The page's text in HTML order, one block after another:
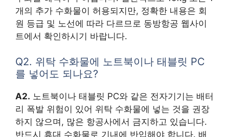
개의 추가 수화물이 허용되지만, 정확한 내용은 회
원 등급 및 노선에 따라 다르므로 동방항공 웹사이
트에서 확인하시기 바랍니다.
Q2. 위탁 수화물에 노트북이나 태블릿 PC
를 넣어도 되나요?
A2. 노트북이나 태블릿 PC와 같은 전자기기는 배터
리 폭발 위험이 있어 위탁 수화물에 넣는 것을 권장
하지 않으며, 많은 항공사에서 금지하고 있습니다.
반드시 휴대 수화물로 기내에 반입해야 합니다. 배